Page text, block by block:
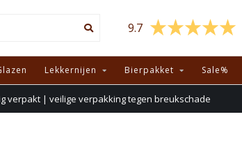
9.7
Lekkernijen Bierpakket Sale%
verpakt | veilige verpakking tegen breukschade